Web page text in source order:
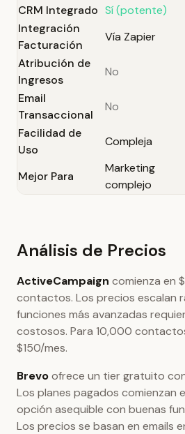
CRM Integrado Sí (potente)
Integración
Facturación
Vía Zapier
Atribución de
Ingresos
No
Email
Transaccional
No
Facilidad de
Uso
Compleja
Mejor Para
Marketing
complejo
Análisis de Precios
ActiveCampaign comienza en
contactos. Los precios escalan
funciones más avanzadas
costosos. Para 10,000
$150/mes.
Brevoofrece un tier gratuito
Los planes pagados comienzan
opción asequible con buenas
Los precios se basan en emails